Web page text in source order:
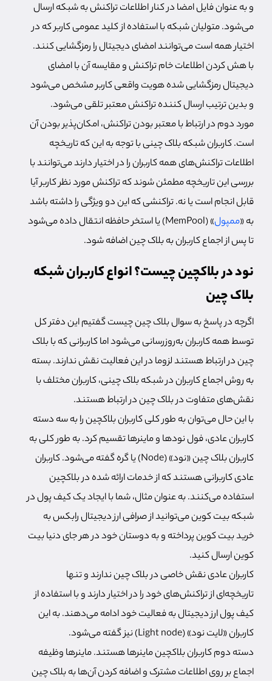
و به عنوان فایل امضا در کنار اطلاعات تراکنش به شبکه ارسال
می‌شود. متولیان شبکه با استفاده از کلید عمومی کاربر که در
اختیار همه است می‌توانند امضای دیجیتال را رمزگشایی کنند.
با هش کردن اطلاعات خام تراکنش و مقایسه آن با امضای
دیجیتال رمزگشایی شده هویت واقعی کاربر مشخص می‌شود
و بدین ترتیب ارسال کننده تراکنش معتبر تلقی می‌شود.
مورد دوم در ارتباط با معتبر بودن تراکنش، امکان‌پذیر بودن آن
است. کاربران شبکه بلاک چینی با توجه به این که تاریخچه
اطلاعات تراکنش‌های همه کاربران را در اختیار دارند می‌توانند با
بررسی این تاریخچه مطمئن شوند که تراکنش مورد نظر کاربر آیا
قابل انجام است یا نه. تراکنشی که این دو ویژگی را داشته باشد
به «ممپول
» (MemPool) یا استخر حافظه انتقال داده می‌شود
تا پس از اجماع کاربران به بلاک چین اضافه شود.
نود در بلاکچین چیست؟ انواع کاربران شبکه
بلاک چین
اگرچه در پاسخ به سوال بلاک چین چیست گفتیم این دفتر کل
توسط همه کاربران به‌روزرسانی می‌شود اما کاربرانی که با بلاک
چین در ارتباط هستند لزوما در این فعالیت نقش ندارند. بسته
به روش اجماع کاربران در شبکه بلاک چینی، کاربران مختلف با
نقش‌های متفاوت در بلاک چین در ارتباط هستند.
با این حال می‌توان به طور کلی کاربران بلاکچین را به سه دسته
کاربران عادی، فول نودها و ماینرها تقسیم کرد. به طور کلی به
کاربران بلاک چین «نود» (Node) یا گره گفته می‌شود. کاربران
عادی کاربرانی هستند که از خدمات ارائه شده در بلاکچین
استفاده می‌کنند. به عنوان مثال، شما با ایجاد یک کیف پول در
شبکه بیت کوین می‌توانید از صرافی ارز دیجیتال رابکس به
خرید بیت کوین پرداخته و به دوستان خود در هر جای دنیا بیت
کوین ارسال کنید.
کاربران عادی نقش خاصی در بلاک چین ندارند و تنها
تاریخچه‌ای از تراکنش‌های خود را در اختیار دارند و با استفاده از
کیف پول ارز دیجیتال به فعالیت خود ادامه می‌دهند. به این
کاربران «لایت نود» (Light node) نیز گفته می‌شود.
دسته دوم کاربران بلاکچین ماینرها هستند. ماینرها وظیفه
اجماع بر روی اطلاعات مشترک و اضافه کردن آن‌ها به بلاک چین